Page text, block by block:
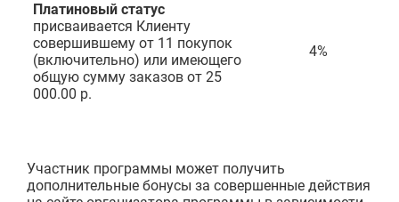
Платиновый статус
присваивается Клиенту
совершившему от 11 покупок
(включительно) или имеющего
общую сумму заказов от 25
000.00 р.
4%
Участник программы может получить
дополнительные бонусы за совершенные действия